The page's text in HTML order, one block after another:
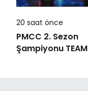
20 saat önce
PMCC 2. Sezon
Şampiyonu TEAM